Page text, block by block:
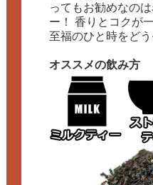
ってもお勧めなの
ー！ 香りとコクが
至福のひと時をどう
オススメの飲み方